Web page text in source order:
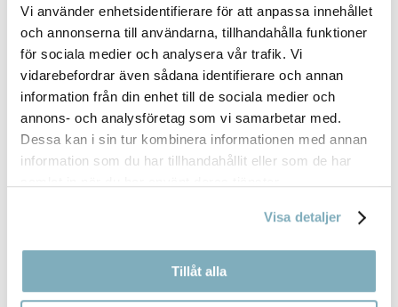
Vi använder enhetsidentifierare för att anpassa innehållet
och annonserna till användarna, tillhandahålla funktioner
för sociala medier och analysera vår trafik. Vi
vidarebefordrar även sådana identifierare och annan
information från din enhet till de sociala medier och
annons- och analysföretag som vi samarbetar med.
Dessa kan i sin tur kombinera informationen med annan
information som du har tillhandahållit eller som de har
Visa detaljer
Tillåt alla